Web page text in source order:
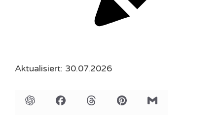
Aktualisiert: 30.07.2026